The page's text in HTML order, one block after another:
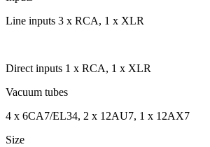
Line inputs 3 x RCA, 1 x XLR
Direct inputs 1 x RCA, 1 x XLR
Vacuum tubes
4 x 6CA7/EL34, 2 x 12AU7, 1 x 12AX7
Size